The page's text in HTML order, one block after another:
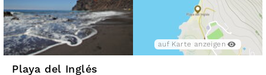
auf Karte anzeigen
Playa del Inglés